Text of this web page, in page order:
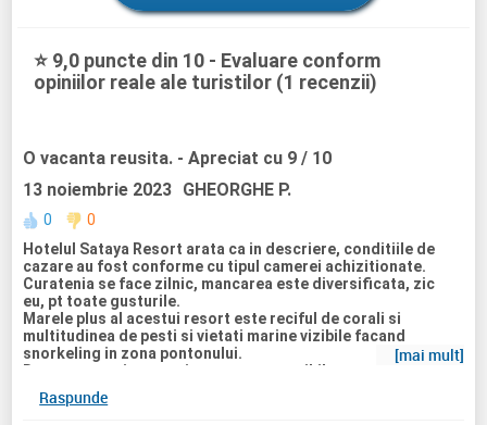
⭐ 9,0 puncte din 10 - Evaluare conform
opiniilor reale ale turistilor (1 recenzii)
O vacanta reusita. - Apreciat cu 9 / 10
13 noiembrie 2023 GHEORGHE P.
0
0
Hotelul Sataya Resort arata ca in descriere, conditiile de
cazare au fost conforme cu tipul camerei achizitionate.
Curatenia se face zilnic, mancarea este diversificata, zic
eu, pt toate gusturile.
Marele plus al acestui resort este reciful de corali si
multitudinea de pesti si vietati marine vizibile facand
snorkeling in zona pontonului.
De asemenea intrarea in mare este posibila atat pentru
persoane experimentate cat si pentru cei mai putin initiati
si chiar pentru cei care nu stiu sa inoate.
[mai mult]
Raspunde